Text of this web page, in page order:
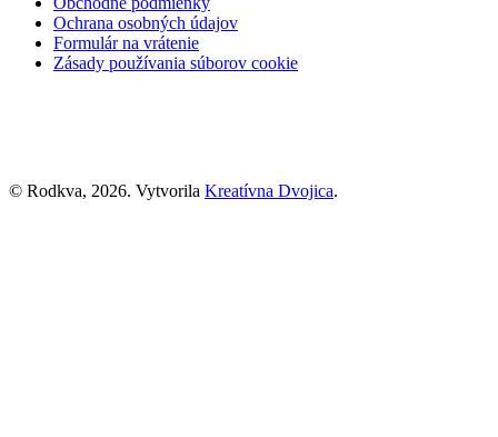
Ochrana osobných údajov
Formulár na vrátenie
Zásady používania súborov cookie
© Rodkva, 2026. Vytvorila Kreatívna Dvojica.